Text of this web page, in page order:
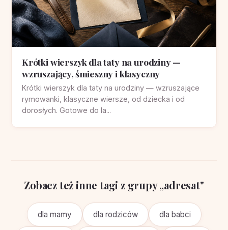
Krótki wierszyk dla taty na urodziny —
wzruszający, śmieszny i klasyczny
Krótki wierszyk dla taty na urodziny — wzruszające
rymowanki, klasyczne wiersze, od dziecka i od
dorosłych. Gotowe do la...
Zobacz też inne tagi z grupy „adresat"
dla mamy dla rodziców dla babci